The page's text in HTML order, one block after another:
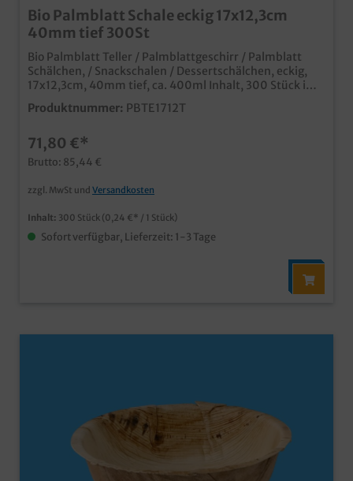
Bio Palmblatt Schale eckig 17x12,3cm
40mm tief 300St
Bio Palmblatt Teller / Palmblattgeschirr / Palmblatt
Schälchen, / Snackschalen / Dessertschälchen, eckig,
17x12,3cm, 40mm tief, ca. 400ml Inhalt, 300 Stück im
Karton qualitative und stylische Palmblatt Schälchen
ideal für Desserts, Fingerfood und Snacks aus
dekorative Blattmaserung biologisch abbaubar
(DIN13432) fett- und feuchtigkeitsresistent bis ca.
30min vor Verzehr individuelle Prägung oder Form
möglich
Produktnummer: PBTE1712T
71,80 €*
Brutto: 85,44 €
zzgl. MwSt und Versandkosten
Inhalt: 300 Stück (0,24 €* / 1 Stück)
Sofort verfügbar, Lieferzeit: 1-3 Tage